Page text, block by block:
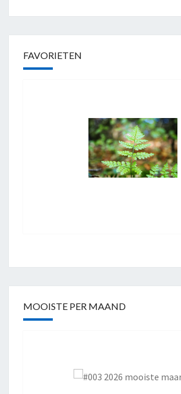
FAVORIETEN
MOOISTE PER MAAND